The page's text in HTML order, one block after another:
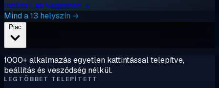
Indítás Las Vegasban →
Mind a 13 helyszín →
1000+ alkalmazás egyetlen kattintással telepítve,
beállítás és vesződség nélkül.
LEGTÖBBET TELEPÍTETT